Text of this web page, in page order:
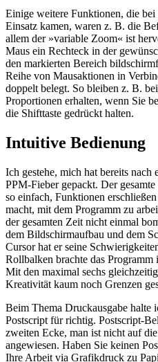
Einige weitere Funktionen, die
Einsatz kamen, waren z. B. die
allem der »variable Zoom« ist
Maus ein Rechteck in der
den markierten Bereich
Reihe von Mausaktionen in
doppelt belegt. So bleiben z. B.
Proportionen erhalten, wenn Sie
die Shifttaste gedrückt halten.
Intuitive Bedienung
Ich gestehe, mich hat bereits nach
PPM-Fieber gepackt. Der
so einfach, Funktionen
macht, mit dem Programm zu
der gesamten Zeit nicht einmal
dem Bildschirmaufbau und dem
Cursor hat er seine
Rollbalken brachte das
Mit den maximal sechs
Kreativität kaum noch Grenzen
Beim Thema Druckausgabe halte
Postscript für richtig. Postscript-
zweiten Ecke, man ist nicht auf
angewiesen. Haben Sie keinen
Ihre Arbeit via Grafikdruck zu